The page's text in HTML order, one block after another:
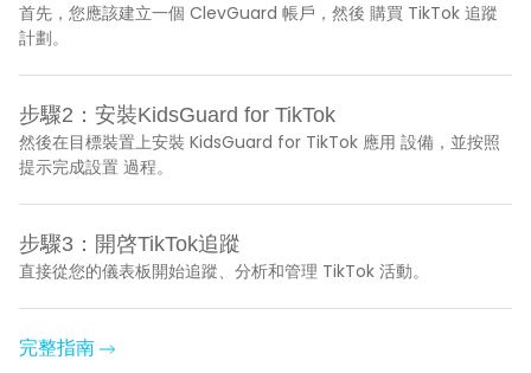
首先，您應該建立一個 ClevGuard 帳戶，然後 購買 TikTok 追蹤
計劃。
步驟2：安裝KidsGuard for TikTok
然後在目標裝置上安裝 KidsGuard for TikTok 應用 設備，並按照
提示完成設置 過程。
步驟3：開啓TikTok追蹤
直接從您的儀表板開始追蹤、分析和管理 TikTok 活動。
完整指南